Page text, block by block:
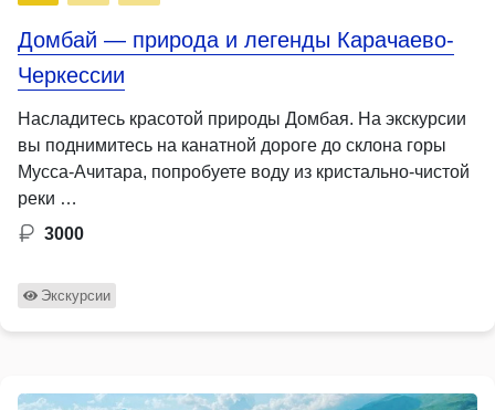
Домбай — природа и легенды Карачаево-
Черкессии
Насладитесь красотой природы Домбая. На экскурсии
вы поднимитесь на канатной дороге до склона горы
Мусса-Ачитара, попробуете воду из кристально-чистой
реки …
3000
Экскурсии